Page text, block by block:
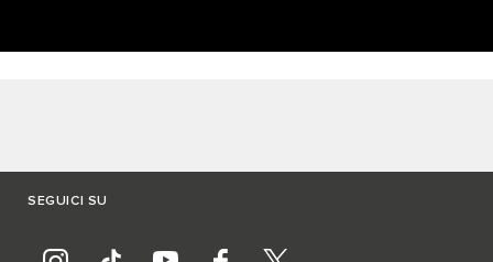
SEGUICI SU